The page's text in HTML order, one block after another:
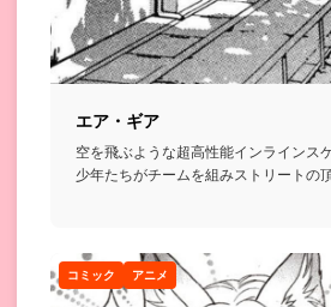
エア・ギア
空を飛ぶような超高性能インラインス
少年たちがチームを組みストリートの
コミック アニメ